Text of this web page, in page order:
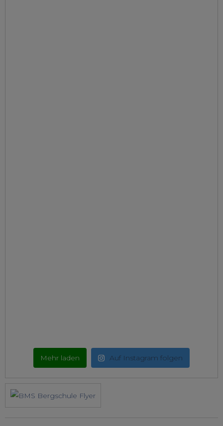
Mehr laden Auf Instagram folgen